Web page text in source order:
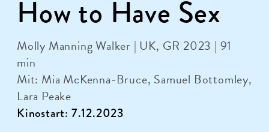
How to Have Sex
Molly Manning Walker | UK, GR 2023 | 91
min
Mit: Mia McKenna-Bruce, Samuel Bottomley,
Lara Peake
Kinostart: 7.12.2023